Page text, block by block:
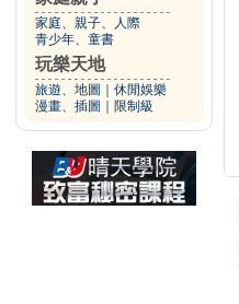
家庭、親子、人際
青少年、童書
玩樂天地
旅遊、地圖
休閒娛樂
漫畫、插圖
限制級